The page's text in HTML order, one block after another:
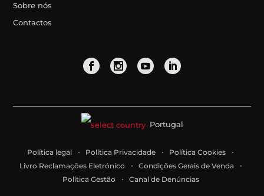
Sobre nós
Contactos
Portugal
Política legal Política Privacidade
Política Cookies
Livro Reclamações Eletrónico
Condições Gerais de Venda
Política Gestão
Canal de Denúncias